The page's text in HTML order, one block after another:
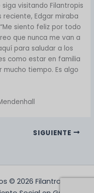
visitando Filantropis
reciente, Edgar miraba
siento feliz por todo
que nunca me van a
para saludar a los
como estar en familia
tiempo. Es algo
SIGUIENTE
© 2026 Filantropis |